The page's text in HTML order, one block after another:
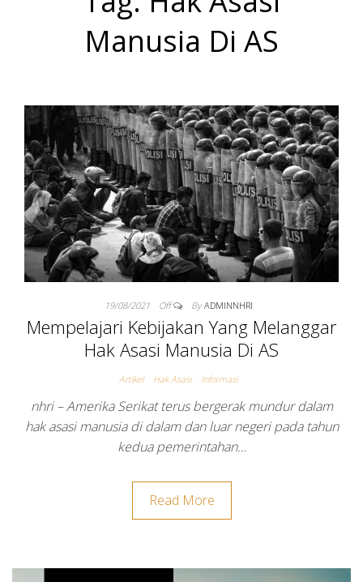
NASIONAL
MANUSIA DI
USA
Manusia Di AS
19/08/2021 Off By ADMINNHRI
Mempelajari Kebijakan Yang Melanggar
Hak Asasi Manusia Di AS
Artikel Hak Asasi Informasi
nhri – Amerika Serikat terus bergerak mundur dalam
hak asasi manusia di dalam dan luar negeri pada tahun
kedua pemerintahan…
Read More